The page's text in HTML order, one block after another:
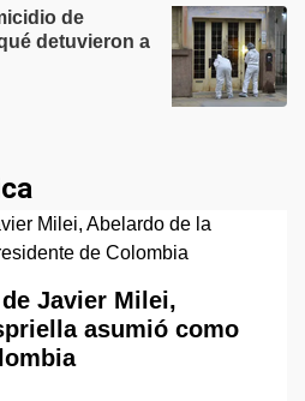
de
detuvieron a
Javier Milei,
asumió como